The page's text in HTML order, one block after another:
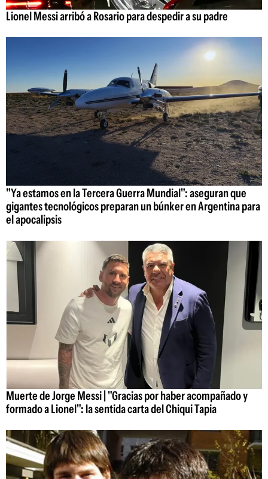
Lionel Messi arribó a Rosario para despedir a su padre
"Ya estamos en la Tercera Guerra Mundial": aseguran que
gigantes tecnológicos preparan un búnker en Argentina para
el apocalipsis
Muerte de Jorge Messi | "Gracias por haber acompañado y
formado a Lionel": la sentida carta del Chiqui Tapia